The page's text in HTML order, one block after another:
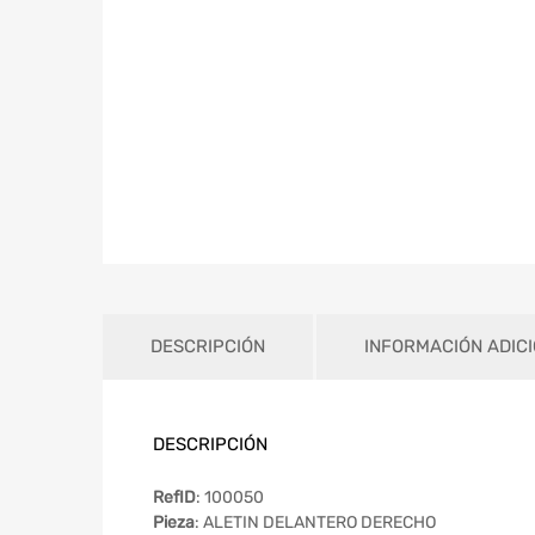
DESCRIPCIÓN INFORMACIÓN
DESCRIPCIÓN
RefID: 100050
Pieza: ALETIN DELANTERO DERECHO